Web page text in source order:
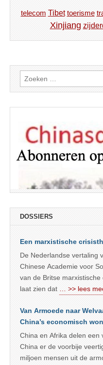
telecom Tibet toerisme
Xinjiang
Zoeken
naar:
DOSSIERS
Een marxistische
De Nederlandse vertaling
Chinese Academie voor
van de Britse
laat zien dat
… >> lees
Van Armoede naar
China’s economisch
China en Afrika delen een
China er de voorbije
miljoen mensen uit de